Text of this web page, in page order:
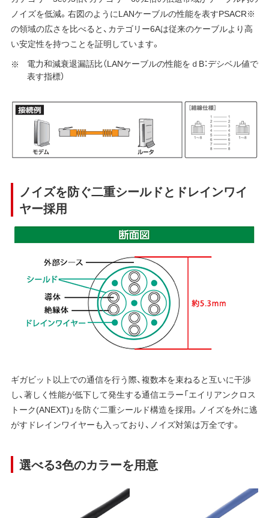
ノイズを低減。右図のようにLANケーブルの性能を表すPSACR※
の領域の広さを比べると、カテゴリー6Aは従来のケーブルより高
い安定性を持つことを証明しています。
電力和減衰退漏話比（LANケーブルの性能をｄB：デシベル値で
表す指標）
ノイズを防ぐ二重シールドとドレインワイ
ヤー採用
ギガビット以上での通信を行う際、複数本を束ねると互いに干渉
し、著しく性能が低下して発生する通信エラー「エイリアンクロス
トーク(ANEXT)」を防ぐ二重シールド構造を採用。ノイズを外に逃
がすドレインワイヤーも入っており、ノイズ対策は万全です。
選べる3色のカラーを用意